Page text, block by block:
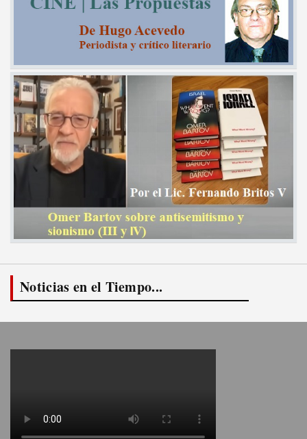
Noticias en el Tiempo...